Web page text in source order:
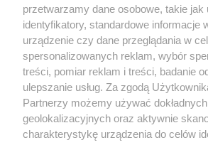
Kultura
X Facebook
przetwarzamy dane osobowe, takie jak
identyfikatory, standardowe informacje
urządzenie czy dane przeglądania w
spersonalizowanych reklam, wybór
treści, pomiar reklam i treści, badanie
ulepszanie usług. Za zgodą
Partnerzy możemy używać
geolokalizacyjnych oraz aktywnie
charakterystykę urządzenia do celów